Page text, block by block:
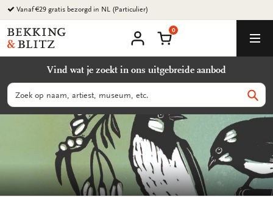
Ga
naar
content
Vanaf €29 gratis bezorgd in NL (Particulier)
Bekking
&
B.V.
account
Winkelmand
0
Vind wat je zoekt in ons uitgebreide aanbod
Zoeken